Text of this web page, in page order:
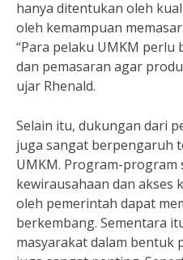
hanya ditentukan oleh
oleh kemampuan
“Para pelaku UMKM
dan pemasaran agar
ujar Rhenald.
Selain itu, dukungan dari
juga sangat berpengaruh
UMKM. Program-program
kewirausahaan dan akses
oleh pemerintah dapat
berkembang. Sementara
masyarakat dalam bentuk